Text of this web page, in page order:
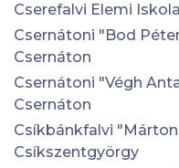
Cserefalvi Elemi
Csernátoni "Bod
Csernáton
Csernátoni "Végh
Csernáton
Csíkbánkfalvi
Csíkszentgyörgy